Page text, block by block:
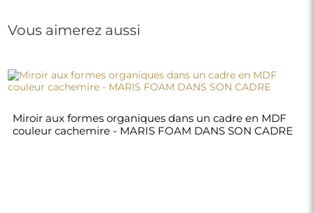
Vous aimerez aussi
Miroir aux formes organiques dans un cadre en MDF
couleur cachemire - MARIS FOAM DANS SON CADRE